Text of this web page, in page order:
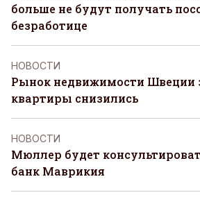
больше не будут получать
безработице
НОВОСТИ
Рынок недвижимости Швеции
квартиры снизились
НОВОСТИ
Мюллер будет
банк Маврикия